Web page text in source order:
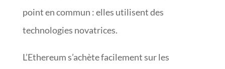
point en commun : elles utilisent des
technologies novatrices.
L’Ethereum s’achète facilement sur les